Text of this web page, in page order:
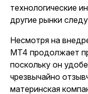
технологические
другие рынки
Несмотря на
MT4 продолжает
поскольку он
чрезвычайно
материнская